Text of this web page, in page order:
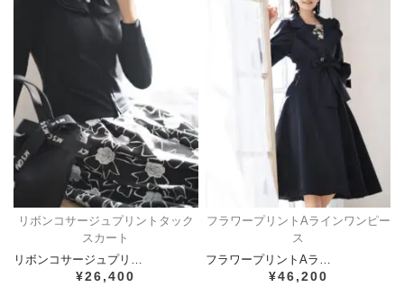
リボンコサージュプリントタック
スカート
リボンコサージュプリ…
¥26,400
フラワープリントAラインワンピー
ス
フラワープリントAラ…
¥46,200